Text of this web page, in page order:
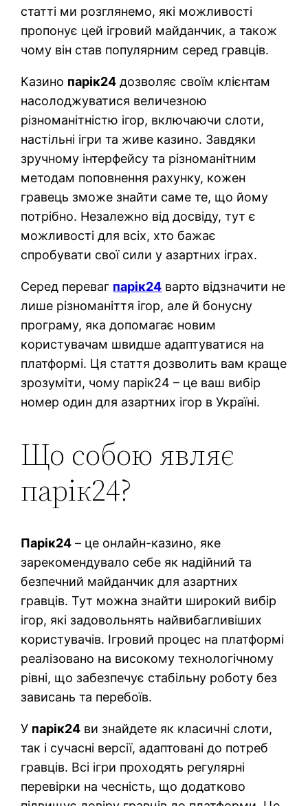
статті ми розглянемо, які можливості
пропонує цей ігровий майданчик, а також
чому він став популярним серед гравців.
Казино парік24 дозволяє своїм клієнтам
насолоджуватися величезною
різноманітністю ігор, включаючи слоти,
настільні ігри та живе казино. Завдяки
зручному інтерфейсу та різноманітним
методам поповнення рахунку, кожен
гравець зможе знайти саме те, що йому
потрібно. Незалежно від досвіду, тут є
можливості для всіх, хто бажає
спробувати свої сили у азартних іграх.
Серед переваг парік24 варто відзначити не
лише різноманіття ігор, але й бонусну
програму, яка допомагає новим
користувачам швидше адаптуватися на
платформі. Ця стаття дозволить вам краще
зрозуміти, чому парік24 – це ваш вибір
номер один для азартних ігор в Україні.
Що собою являє
парік24?
Парік24 – це онлайн-казино, яке
зарекомендувало себе як надійний та
безпечний майданчик для азартних
гравців. Тут можна знайти широкий вибір
ігор, які задовольнять найвибагливіших
користувачів. Ігровий процес на платформі
реалізовано на високому технологічному
рівні, що забезпечує стабільну роботу без
зависань та перебоїв.
У парік24 ви знайдете як класичні слоти,
так і сучасні версії, адаптовані до потреб
гравців. Всі ігри проходять регулярні
перевірки на чесність, що додатково